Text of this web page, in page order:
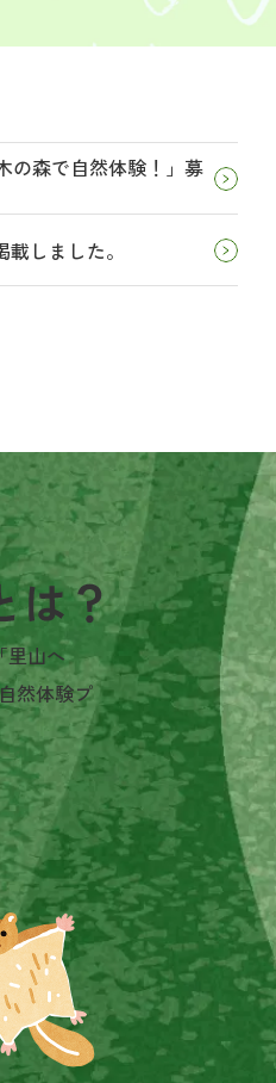
の森で自然体験！」募
しました。
里山へ
然体験プ